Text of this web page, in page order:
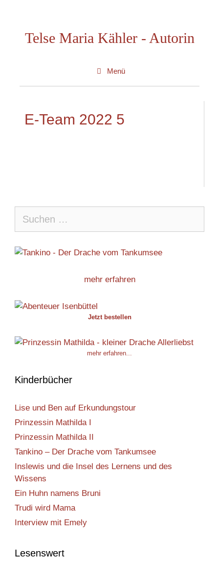
springenTelse Maria Kähler - Autorin
Menü
E-Team 2022 5
nach:
mehr erfahren
Jetzt bestellen
mehr erfahren...
Kinderbücher
Lise und Ben auf Erkundungstour
Prinzessin Mathilda I
Prinzessin Mathilda II
Tankino – Der Drache vom Tankumsee
Inslewis und die Insel des Lernens und des
Wissens
Ein Huhn namens Bruni
Trudi wird Mama
Interview mit Emely
Lesenswert